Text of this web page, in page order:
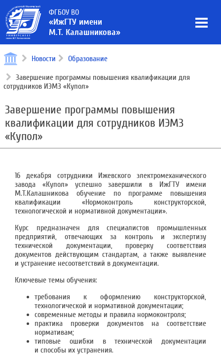
ФГБОУ ВО
«ИжГТУ имени
М.Т. Калашникова»
Новости Образование
Завершение программы повышения квалификации для
сотрудников ИЭМЗ «Купол»
Завершение программы повышения
квалификации для сотрудников ИЭМЗ
«Купол»
16 декабря сотрудники Ижевского электромеханического
завода «Купол» успешно завершили в ИжГТУ имени
М.Т.Калашникова обучение по программе повышения
квалификации «Нормоконтроль конструкторской,
технологической и нормативной документации».
Курс предназначен для специалистов промышленных
предприятий, отвечающих за контроль и экспертизу
технической документации, проверку соответствия
документов действующим стандартам, а также выявление
и устранение несоответствий в документации.
Ключевые темы обучения:
требования к оформлению конструкторской,
технологической и нормативной документации;
современные методы и правила нормоконтроля;
практика проверки документов на соответствие
нормативам;
типовые ошибки в технической документации
и способы их устранения.